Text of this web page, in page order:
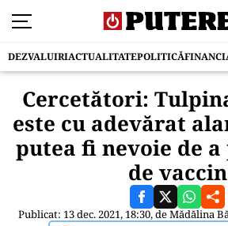
DEZVALUIRIACTUALITATEPOLITICĂ
Cercetători:
este cu adevărat
putea fi nevoie de
de vaccin
Publicat: 13 dec. 2021, 18:30, deMădălina